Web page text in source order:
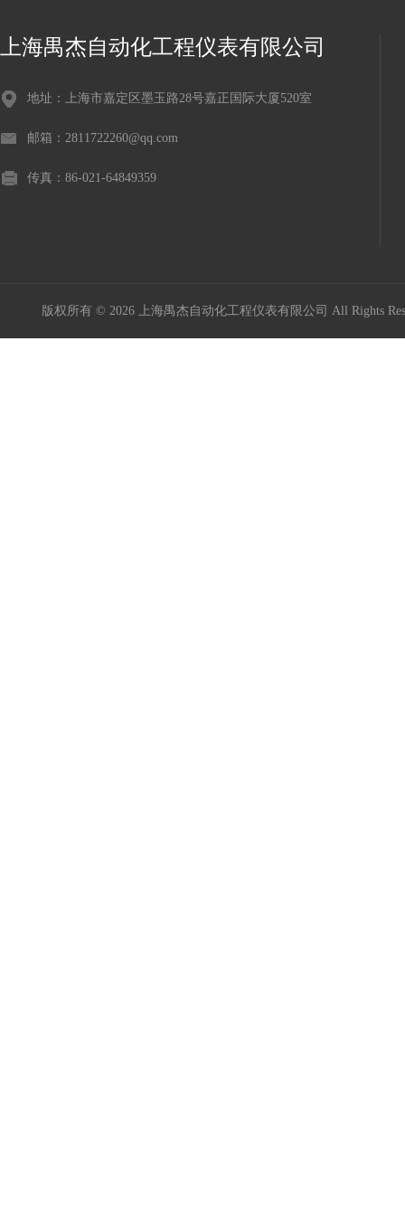
上海禺杰自动化工程仪表有限公司
地址：上海市嘉定区墨玉路28号嘉正国际大厦520室
邮箱：2811722260@qq.com
传真：86-021-64849359
版权所有 © 2026 上海禺杰自动化工程仪表有限公司 All Rights